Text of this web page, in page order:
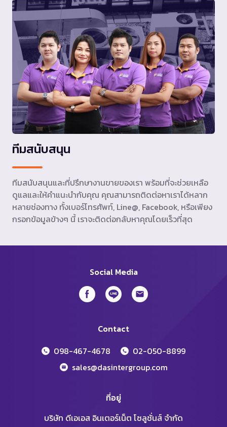
ทีมสนับสนุน
ทีมสนับสนุนและที่ปรึกษางานขายของเรา พร้อมที่จะช่วยเหลือ
ดูแลและให้คำแนะนำกับคุณ คุณสามารถติดต่อหาเราได้หลาก
หลายช่องทาง ทั้งเบอร์โทรศัพท์, Line@, Facebook, หรือเพียง
กรอกข้อมูลข้างๆ นี้ เราจะติดต่อกลับหาคุณโดยเร็วที่สุด
Social Media
Contact
098-467-4678
02-050-8899
sales@dasintergroup.com
ที่อยู่
บริษัท ดีเอเอส อินเตอร์เน็ต โซลูชั่นส์ จำกัด